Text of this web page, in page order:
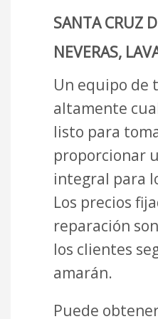
SANTA CRUZ
NEVERAS,
Un equipo de
altamente
listo para
proporcionar
integral para
Los precios
reparación
los clientes
amarán.
Puede